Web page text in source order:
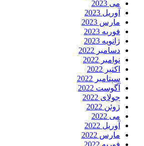
می 2023
آوریل 2023
مارس 2023
فوریه 2023
ژانویه 2023
دسامبر 2022
نوامبر 2022
اکتبر 2022
سپتامبر 2022
آگوست 2022
جولای 2022
ژوئن 2022
می 2022
آوریل 2022
مارس 2022
فوریه 2022